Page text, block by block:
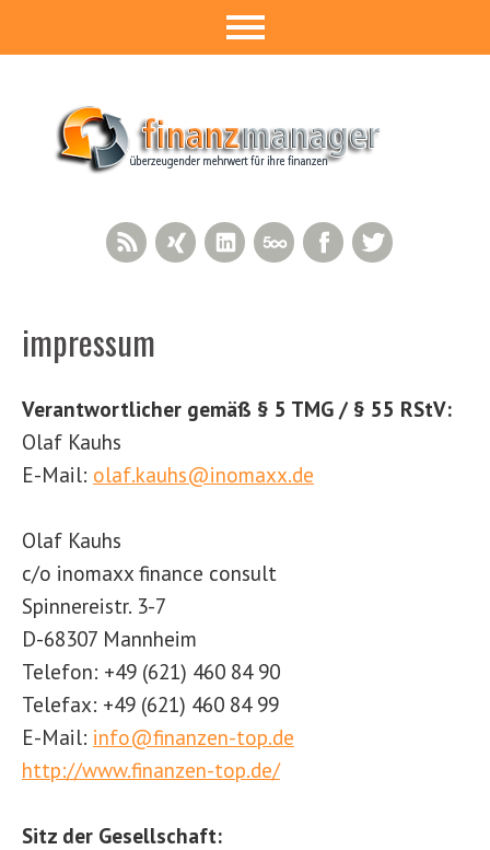
Facebook
500px
LinkedIn
Xing
RSS Feed
impressum
Verantwortlicher gemäß § 5 TMG / § 55 RStV:
Olaf Kauhs
E-Mail: olaf.kauhs@inomaxx.de
Olaf Kauhs
c/o inomaxx finance consult
Spinnereistr. 3-7
D-68307 Mannheim
Telefon: +49 (621) 460 84 90
Telefax: +49 (621) 460 84 99
E-Mail: info@finanzen-top.de
http://www.finanzen-top.de/
Sitz der Gesellschaft: